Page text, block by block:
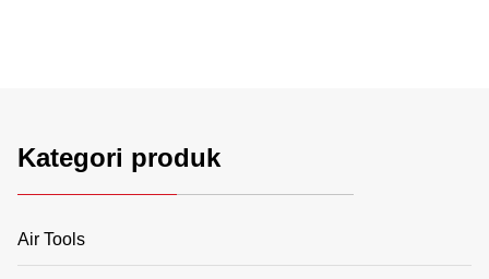
Kategori produk
Air Tools